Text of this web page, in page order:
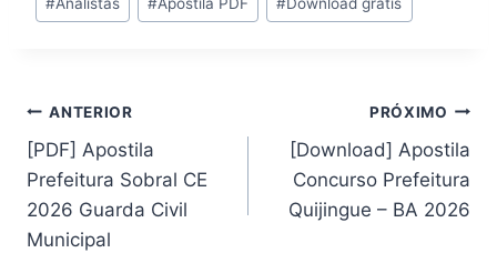
do
Navegação
de
Post
ANTERIOR
[PDF] Apostila
Prefeitura Sobral CE
2026 Guarda Civil
Municipal
PRÓXIMO
[Download] Apostila
Concurso Prefeitura
Quijingue – BA 2026